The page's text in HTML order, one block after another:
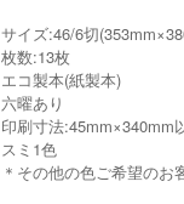
サイズ:46/6切
枚数:13枚
エコ製本(紙製本)
六曜あり
印刷寸法:45mm×340mm
スミ1色
＊その他の色ご希望のお